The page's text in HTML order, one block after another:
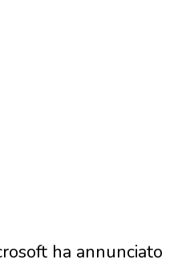
ha annunciato